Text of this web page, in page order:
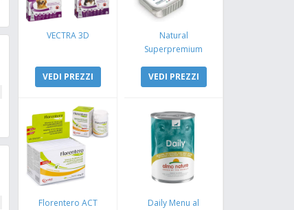
VECTRA 3D
VEDI PREZZI
Natural
Superpremium
Coniglio e Mela
VEDI PREZZI
Florentero ACT
Daily Menu al